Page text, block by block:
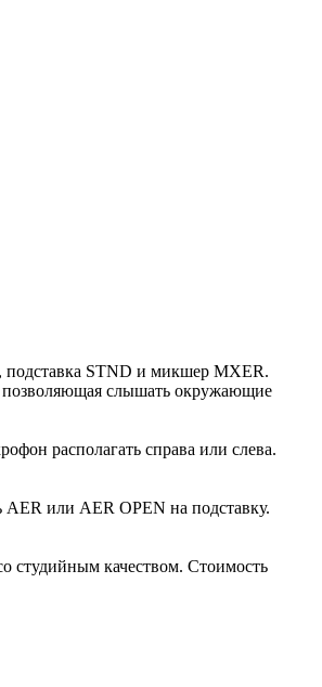
подставка STND и микшер MXER.
позволяющая слышать окружающие
располагать справа или слева.
AER или AER OPEN на подставку.
студийным качеством. Стоимость